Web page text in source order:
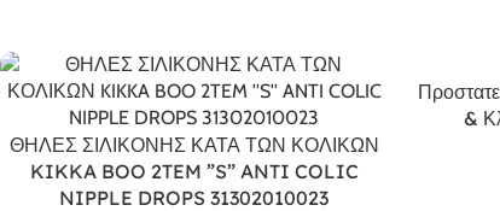
ΘΗΛΕΣ ΣΙΛΙΚΟΝΗΣ ΚΑΤΑ ΤΩΝ ΚΟΛΙΚΩΝ
KIKKA BOO 2TEM ”S” ANTI COLIC
NIPPLE DROPS 31302010023
&